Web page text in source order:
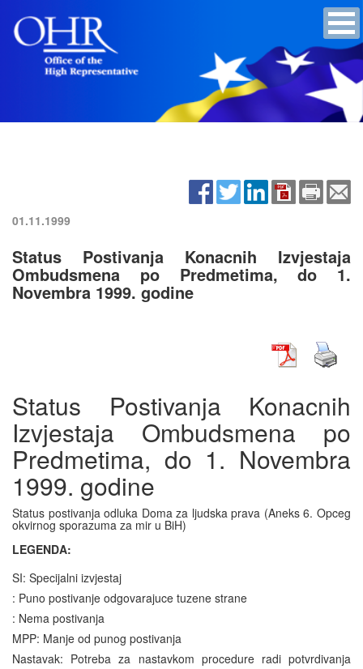
01.11.1999
Status Postivanja Konacnih Izvjestaja
Ombudsmena po Predmetima, do 1.
Novembra 1999. godine
Status Postivanja Konacnih
Izvjestaja Ombudsmena po
Predmetima, do 1. Novembra
1999. godine
Status postivanja odluka Doma za ljudska prava (Aneks 6. Opceg
okvirnog sporazuma za mir u BiH)
LEGENDA:
SI: Specijalni izvjestaj
: Puno postivanje odgovarajuce tuzene strane
: Nema postivanja
MPP: Manje od punog postivanja
Nastavak: Potreba za nastavkom procedure radi potvrdivanja